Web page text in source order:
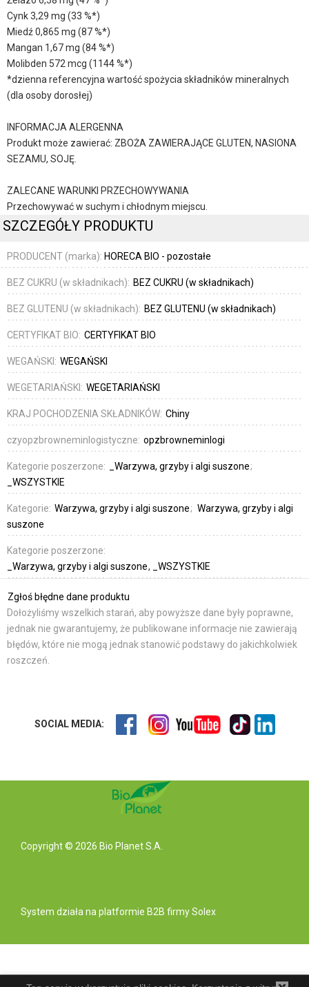
Cynk 3,29 mg (33 %*)
Miedź 0,865 mg (87 %*)
Mangan 1,67 mg (84 %*)
Molibden 572 mcg (1144 %*)
*dzienna referencyjna wartość spożycia składników mineralnych
(dla osoby dorosłej)
INFORMACJA ALERGENNA
Produkt może zawierać: ZBOŻA ZAWIERAJĄCE GLUTEN, NASIONA
SEZAMU, SOJĘ.
ZALECANE WARUNKI PRZECHOWYWANIA
Przechowywać w suchym i chłodnym miejscu.
SZCZEGÓŁY PRODUKTU
PRODUCENT (marka): HORECA BIO - pozostałe
BEZ CUKRU (w składnikach): BEZ CUKRU (w składnikach)
BEZ GLUTENU (w składnikach): BEZ GLUTENU (w składnikach)
CERTYFIKAT BIO: CERTYFIKAT BIO
WEGAŃSKI: WEGAŃSKI
WEGETARIAŃSKI: WEGETARIAŃSKI
KRAJ POCHODZENIA SKŁADNIKÓW: Chiny
czyopzbrowneminlogistyczne: opzbrowneminlogi
Kategorie poszerzone:
_Warzywa, grzyby i algi suszone
_WSZYSTKIE
Kategorie: Warzywa, grzyby i algi suszone
Warzywa, grzyby i algi
suszone
Kategorie poszerzone:
_Warzywa, grzyby i algi suszone
_WSZYSTKIE
Zgłoś błędne dane produktu
Dołożyliśmy wszelkich starań, aby powyższe dane były poprawne,
jednak nie gwarantujemy, że publikowane informacje nie zawierają
błędów, które nie mogą jednak stanowić podstawy do jakichkolwiek
roszczeń.
SOCIAL MEDIA:
Copyright © 2026 Bio Planet S.A.
System działa na platformie B2B firmy Solex